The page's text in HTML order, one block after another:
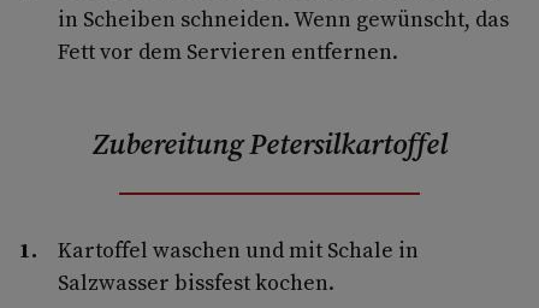
in Scheiben schneiden. Wenn gewünscht, das
Fett vor dem Servieren entfernen.
Zubereitung Petersilkartoffel
Kartoffel waschen und mit Schale in
Salzwasser bissfest kochen.